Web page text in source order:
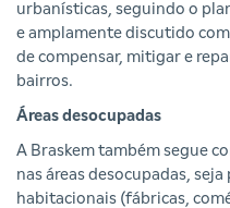
urbanísticas, seguindo o
e amplamente discutido
de compensar, mitigar e
bairros.
Áreas desocupadas
A Braskem também segue
nas áreas desocupadas,
habitacionais (fábricas,